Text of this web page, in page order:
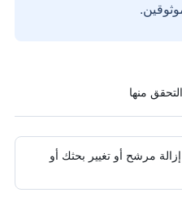
مرشح أو تغيير بحثك أو